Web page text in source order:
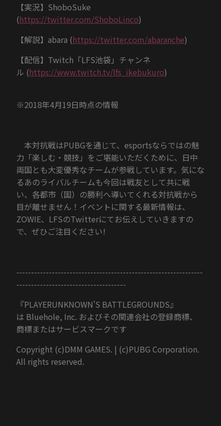
【実況】ShoboSuke
(https://twitter.com/ShoboLinco)
【解説】abara (https://twitter.com/abaranche)
【配信】Twitch「LFS池袋」チャンネ
ル (https://www.twitch.tv/lfs_ikebukuro)
※2018年4月19日時点の情報
本対抗戦はPUBGを通じて、esportsならではの魅
力「楽しむ・競技」をご堪能いただくために、日中
両国とも大変優秀なチームが参戦しています。気にな
るあのライバルチームも今回は戦友として共に戦
い、各都市（国）の勝利へ導いてくれる対抗戦から
目が離せません！イベントに関する最新情報は、
ZOWIE、LFSのTwitterにてお伝えしていきますの
で、ぜひご注目ください!
---------------------------------------------------------------
-------------------------------------
『PLAYERUNKNOWN'S BATTLEGROUNDS』
は Bluehole, Inc. およびその関連会社の登録商標、
商標またはサービスマークです
Copyright (c)DMM GAMES. | (c)PUBG Corporation.
All rights reserved.